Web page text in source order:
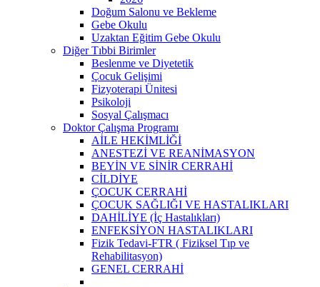
Doğum Salonu ve Bekleme
Gebe Okulu
Uzaktan Eğitim Gebe Okulu
Diğer Tıbbi Birimler
Beslenme ve Diyetetik
Çocuk Gelişimi
Fizyoterapi Ünitesi
Psikoloji
Sosyal Çalışmacı
Doktor Çalışma Programı
AİLE HEKİMLİĞİ
ANESTEZİ VE REANİMASYON
BEYİN VE SİNİR CERRAHİ
CİLDİYE
ÇOCUK CERRAHİ
ÇOCUK SAĞLIĞI VE HASTALIKLARI
DAHİLİYE (İç Hastalıkları)
ENFEKSİYON HASTALIKLARI
Fizik Tedavi-FTR ( Fiziksel Tıp ve
Rehabilitasyon)
GENEL CERRAHİ